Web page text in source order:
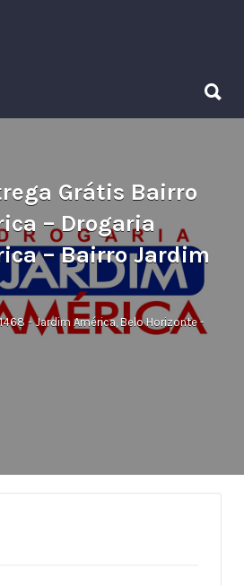
Grátis Bairro
– Drogaria
– Bairro Jardim
- Jardim América, Belo Horizonte -